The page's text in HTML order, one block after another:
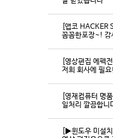
[앱코 HACKER
꼼꼼한포장~! 감
[영상편집 에펙
[영재컴퓨터 명
일처리 깔끔합
[▶윈도우 미설